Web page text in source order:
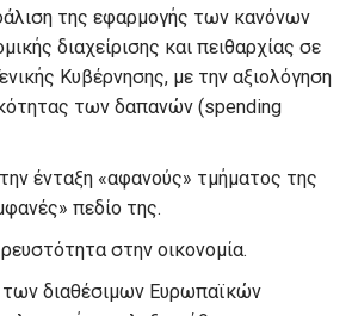
της εφαρμογής των κανόνων
διαχείρισης και πειθαρχίας σε
Κυβέρνησης, με την αξιολόγηση
των δαπανών (spending
ένταξη «αφανούς» τμήματος της
πεδίο της.
στην οικονομία.
των διαθέσιμων Ευρωπαϊκών